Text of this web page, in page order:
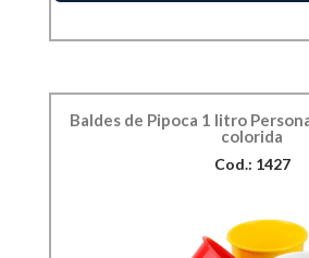
Baldes de Pipoca 1 litro
colorida
Cod.: 1427